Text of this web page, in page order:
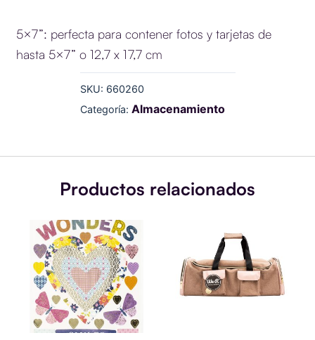
5×7”: perfecta para contener fotos y tarjetas de
hasta 5×7” o 12,7 x 17,7 cm
SKU: 660260
Categoría: Almacenamiento
Productos relacionados
Paige
Evans
Wonders
Cardstock
Stickers
6"X12"
74/Pkg-
Accents
&
Phrases
CRAFTER'S
BAGS
-
Promo
Octubre